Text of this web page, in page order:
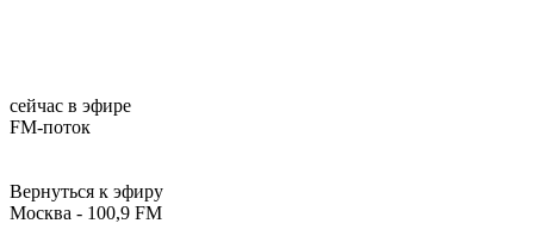
сейчас в эфире
FM-поток
Вернуться к эфиру
Москва - 100,9 FM